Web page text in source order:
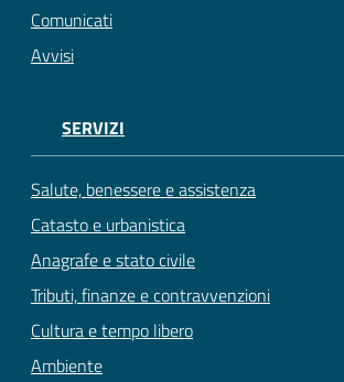
Comunicati
Avvisi
SERVIZI
Salute, benessere e assistenza
Catasto e urbanistica
Anagrafe e stato civile
Tributi, finanze e contravvenzioni
Cultura e tempo libero
Ambiente